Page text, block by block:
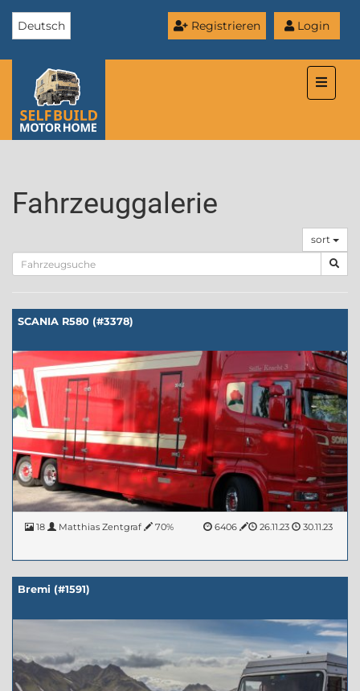
Login
Registrieren
Deutsch
Toggle
Fahrzeuggalerie
sort
SCANIA R580 (#3378)
18 30.11.23
Matthias Zentgraf 26.11.23
70% 6406
Bremi (#1591)